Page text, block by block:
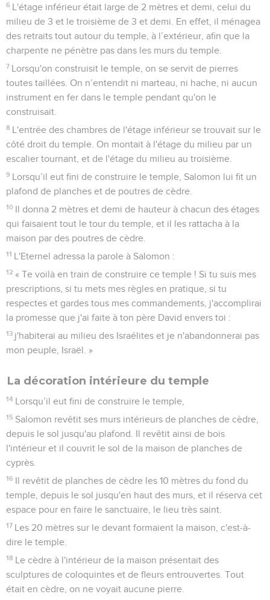
6 L'étage inférieur était large de 2 mètres et demi, celui du
milieu de 3 et le troisième de 3 et demi. En effet, il ménagea
des retraits tout autour du temple, à l’extérieur, afin que la
charpente ne pénètre pas dans les murs du temple.
7 Lorsqu'on construisit le temple, on se servit de pierres
toutes taillées. On n’entendit ni marteau, ni hache, ni aucun
instrument en fer dans le temple pendant qu'on le
construisait.
8 L'entrée des chambres de l'étage inférieur se trouvait sur le
côté droit du temple. On montait à l'étage du milieu par un
escalier tournant, et de l'étage du milieu au troisième.
9 Lorsqu’il eut fini de construire le temple, Salomon lui fit un
plafond de planches et de poutres de cèdre.
10 Il donna 2 mètres et demi de hauteur à chacun des étages
qui faisaient tout le tour du temple, et il les rattacha à la
maison par des poutres de cèdre.
11 L'Eternel adressa la parole à Salomon :
12 « Te voilà en train de construire ce temple ! Si tu suis mes
prescriptions, si tu mets mes règles en pratique, si tu
respectes et gardes tous mes commandements, j'accomplirai
la promesse que j'ai faite à ton père David envers toi :
13 j'habiterai au milieu des Israélites et je n'abandonnerai pas
mon peuple, Israël. »
La décoration intérieure du temple
14 Lorsqu’il eut fini de construire le temple,
15 Salomon revêtit ses murs intérieurs de planches de cèdre,
depuis le sol jusqu'au plafond. Il revêtit ainsi de bois
l'intérieur et il couvrit le sol de la maison de planches de
cyprès.
16 Il revêtit de planches de cèdre les 10 mètres du fond du
temple, depuis le sol jusqu'en haut des murs, et il réserva cet
espace pour en faire le sanctuaire, le lieu très saint.
17 Les 20 mètres sur le devant formaient la maison, c'est-à-
dire le temple.
18 Le cèdre à l'intérieur de la maison présentait des
sculptures de coloquintes et de fleurs entrouvertes. Tout
était en cèdre, on ne voyait aucune pierre.